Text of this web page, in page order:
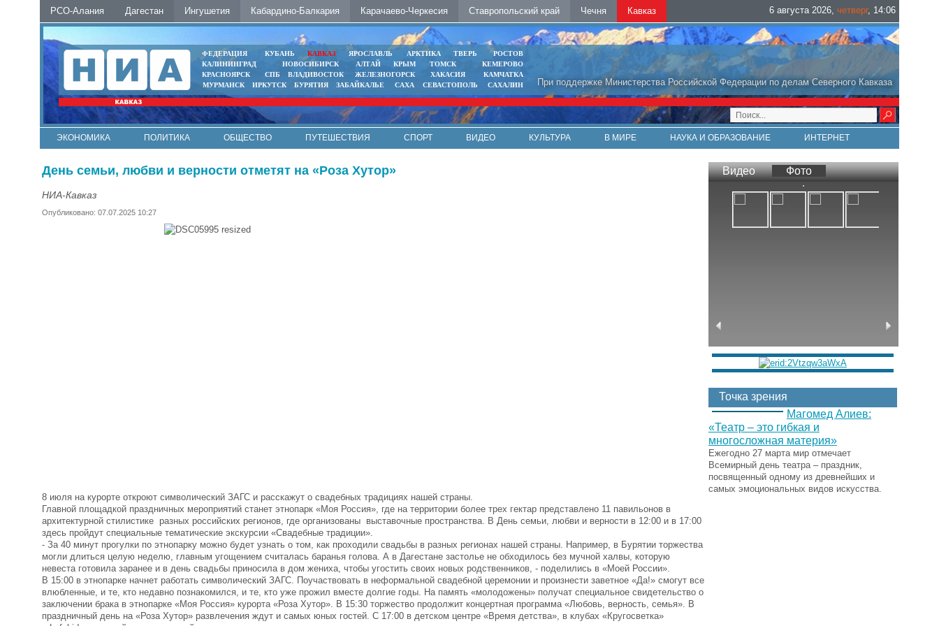
РСО-Алания Дагестан Ингушетия Кабардино-Балкария Карачаево-Черкесия Ставропольский край Чечня Кавказ 6 августа 2026, четверг, 14:06
При поддержке Министерства Российской Федерации по делам Северного Кавказа
ФЕДЕРАЦИЯ КУБАНЬ КАВКАЗ ЯРОСЛАВЛЬ АРКТИКА ТВЕРЬ
РОСТОВ
КАЛИНИНГРАД
НОВОСИБИРСК АЛТАЙ КРЫМ ТОМСК
КЕМЕРОВО
КРАСНОЯРСК
СПБ ВЛАДИВОСТОК ЖЕЛЕЗНОГОРСК ХАКАСИЯ
КАМЧАТКА
МУРМАНСК
ИРКУТСК БУРЯТИЯ ЗАБАЙКАЛЬЕ САХА СЕВАСТОПОЛЬ САХАЛИН
ЭКОНОМИКА ПОЛИТИКА ОБЩЕСТВО ПУТЕШЕСТВИЯ СПОРТ ВИДЕО КУЛЬТУРА В МИРЕ НАУКА И ОБРАЗОВАНИЕ
ИНТЕРНЕТ
День семьи, любви и верности отметят на «Роза Хутор»
НИА-Кавказ
Опубликовано: 07.07.2025 10:27
8 июля на курорте откроют символический ЗАГС и расскажут о свадебных традициях нашей страны.
Главной площадкой праздничных мероприятий станет этнопарк «Моя Россия», где на территории более трех гектар представлено 11 павильонов в
архитектурной стилистике разных российских регионов, где организованы выставочные пространства. В День семьи, любви и верности в 12:00 и в 17:00
здесь пройдут специальные тематические экскурсии «Свадебные традиции».
- За 40 минут прогулки по этнопарку можно будет узнать о том, как проходили свадьбы в разных регионах нашей страны. Например, в Бурятии торжества
могли длиться целую неделю, главным угощением считалась баранья голова. А в Дагестане застолье не обходилось без мучной халвы, которую
невеста готовила заранее и в день свадьбы приносила в дом жениха, чтобы угостить своих новых родственников, - поделились в «Моей России».
В 15:00 в этнопарке начнет работать символический ЗАГС. Поучаствовать в неформальной свадебной церемонии и произнести заветное «Да!» смогут все
влюбленные, и те, кто недавно познакомился, и те, кто уже прожил вместе долгие годы. На память «молодожены» получат специальное свидетельство о
заключении брака в этнопарке «Моя Россия» курорта «Роза Хутор». В 15:30 торжество продолжит концертная программа «Любовь, верность, семья». В
праздничный день на «Роза Хутор» развлечения ждут и самых юных гостей. С 17:00 в детском центре «Время детства», в клубах «Кругосветка»
Видео Фото
Точка зрения
Магомед Алиев:
«Театр – это гибкая и
многосложная материя»
Ежегодно 27 марта мир отмечает
Всемирный день театра – праздник,
посвященный одному из древнейших и
самых эмоциональных видов искусства.